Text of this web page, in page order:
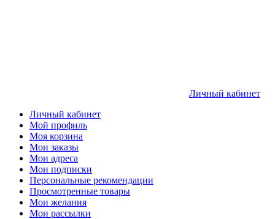
Личный кабинет
Личный кабинет
Мой профиль
Моя корзина
Мои заказы
Мои адреса
Мои подписки
Персональные рекомендации
Просмотренные товары
Мои желания
Мои рассылки